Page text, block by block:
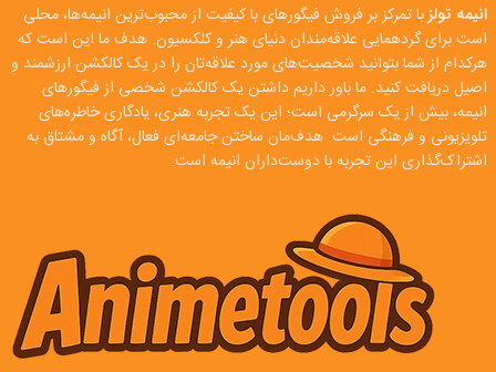
انیمه تولزبا تمرکز بر فروش فیگورهای با کیفیت از محبوب‌ترین انیمه‌ها، محلی
است برای گردهمایی علاقه‌مندان دنیای هنر و کلکسیون. هدف ما این است که
هرکدام از شما بتوانید شخصیت‌های مورد علاقه‌تان را در یک کالکشن ارزشمند و
اصیل دریافت کنید. ما باور داریم داشتن یک کالکشن شخصی از فیگورهای
انیمه، بیش از یک سرگرمی است؛ این یک تجربه هنری، یادگاری خاطره‌های
تلویزیونی و فرهنگی است. هدف‌مان ساختن جامعه‌ای فعال، آگاه و مشتاق به
اشتراک‌گذاری این تجربه با دوست‌داران انیمه است.